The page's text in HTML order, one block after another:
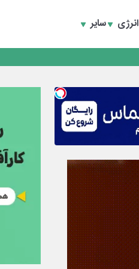
انرژی سایر